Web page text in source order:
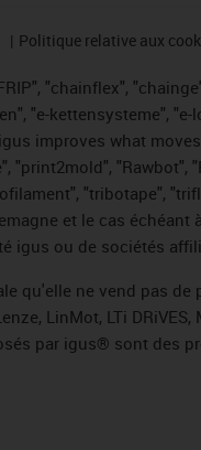
Politique relative aux
"chainflex",
"e-kettensysteme",
improves what
"Rawbot",
"tribotape",
et le cas
igus ou de sociétés
qu'elle ne vend pas de
LinMot, LTi
par igus® sont des